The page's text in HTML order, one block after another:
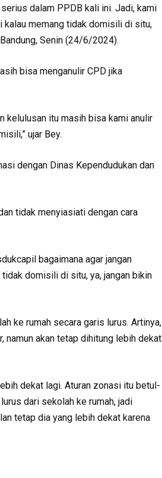
dalam PPDB kali ini. Jadi, kami
kalau memang tidak domisili di situ,
Senin (24/6/2024).
bisa menganulir CPD jika
kelulusan itu masih bisa kami anulir
ujar Bey.
dengan Dinas Kependudukan dan
tidak menyiasiati dengan cara
bagaimana agar jangan
domisili di situ, ya, jangan bikin
ke rumah secara garis lurus. Artinya,
namun akan tetap dihitung lebih dekat
dekat lagi. Aturan zonasi itu betul-
dari sekolah ke rumah, jadi
tetap dia yang lebih dekat karena